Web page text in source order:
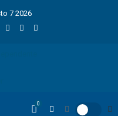
7 2026
0